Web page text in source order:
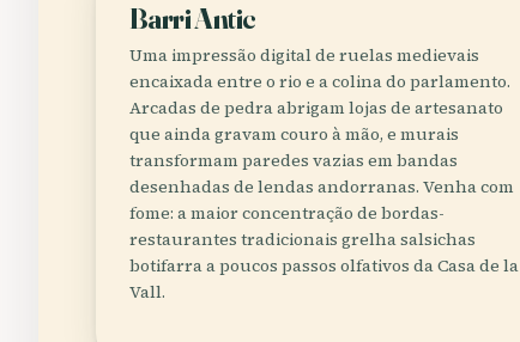
Barri Antic
Uma impressão digital de ruelas medievais
encaixada entre o rio e a colina do parlamento.
Arcadas de pedra abrigam lojas de artesanato
que ainda gravam couro à mão, e murais
transformam paredes vazias em bandas
desenhadas de lendas andorranas. Venha com
fome: a maior concentração de bordas-
restaurantes tradicionais grelha salsichas
botifarra a poucos passos olfativos da Casa de la
Vall.